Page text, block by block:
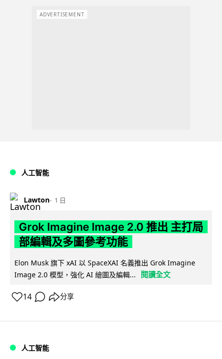
ADVERTISEMENT
人工智能
Lawton 1 日
Grok Imagine Image 2.0 推出 主打局
部編輯及多圖參考功能
Elon Musk 旗下 xAI 以 SpaceXAI 名義推出 Grok Imagine
Image 2.0 模型，強化 AI 繪圖及編輯...
閱讀全文
14 分享
人工智能